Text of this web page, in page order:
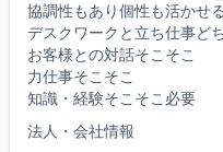
協調性もあり個性も活かせる
デスクワークと立ち仕事ど
お客様との対話そこそこ
力仕事そこそこ
知識・経験そこそこ必要
法人・会社情報